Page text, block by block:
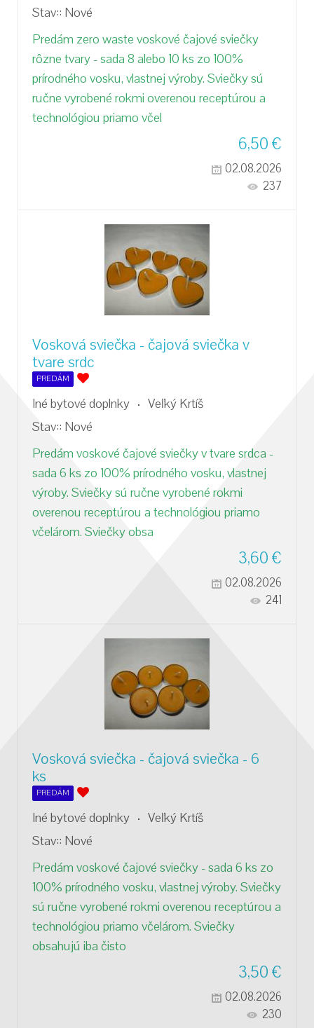
Stav:: Nové
Predám zero waste voskové čajové sviečky
rôzne tvary - sada 8 alebo 10 ks zo 100%
prírodného vosku, vlastnej výroby. Sviečky sú
ručne vyrobené rokmi overenou receptúrou a
technológiou priamo včel
6,50€
02.08.2026
237
Vosková sviečka - čajová sviečka v
tvare srdc
PREDÁM
Iné bytové doplnky
Veľký Krtíš
Stav:: Nové
Predám voskové čajové sviečky v tvare srdca -
sada 6 ks zo 100% prírodného vosku, vlastnej
výroby. Sviečky sú ručne vyrobené rokmi
overenou receptúrou a technológiou priamo
včelárom. Sviečky obsa
3,60€
02.08.2026
241
Vosková sviečka - čajová sviečka - 6
ks
PREDÁM
Iné bytové doplnky
Veľký Krtíš
Stav:: Nové
Predám voskové čajové sviečky - sada 6 ks zo
100% prírodného vosku, vlastnej výroby. Sviečky
sú ručne vyrobené rokmi overenou receptúrou a
technológiou priamo včelárom. Sviečky
obsahujú iba čisto
3,50€
02.08.2026
230